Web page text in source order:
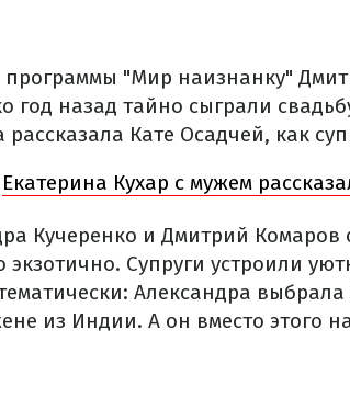
"Мир наизнанку"
год назад тайно сыграли
Кате Осадчей, как
Екатерина Кухар с мужем
Кучеренко и Дмитрий Комаров
экзотично. Супруги устроили
Александра
из Индии. А он вместо этого